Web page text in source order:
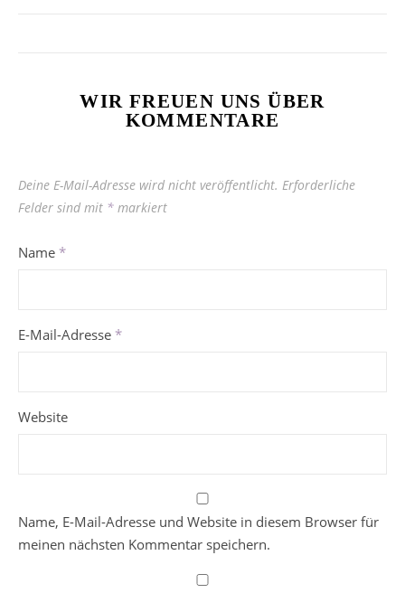
WIR FREUEN UNS ÜBER
KOMMENTARE
Deine E-Mail-Adresse wird nicht veröffentlicht. Erforderliche
Felder sind mit * markiert
Name *
E-Mail-Adresse *
Website
Name, E-Mail-Adresse und Website in diesem Browser für
meinen nächsten Kommentar speichern.